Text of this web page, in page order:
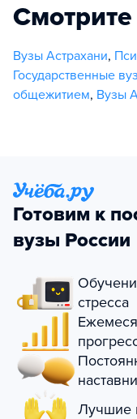
Вузы Астрахани,
Государственные
общежитием, Вузы
Готовим к
вузы России
стресса
Лучшие